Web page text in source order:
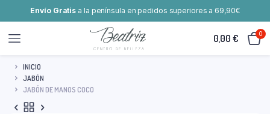
Envío Gratis a la península en pedidos superiores a 69,90€
0,00€ 0
INICIO
JABÓN
JABÓN DE MANOS COCO